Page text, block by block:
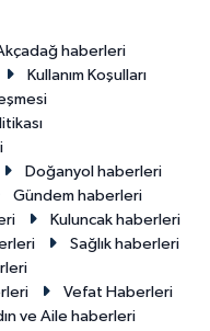
haberleri
Kullanım Koşulları
Doğanyol haberleri
Gündem haberleri
Kuluncak haberleri
Sağlık haberleri
Vefat Haberleri
ve Aile haberleri